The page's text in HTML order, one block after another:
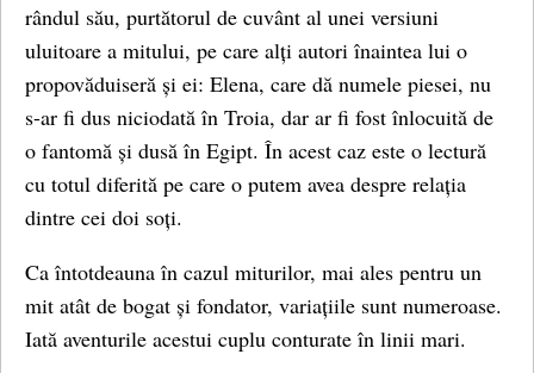
rândul său, purtătorul de cuvânt al unei versiuni
uluitoare a mitului, pe care alți autori înaintea lui o
propovăduiseră și ei: Elena, care dă numele piesei, nu
s-ar fi dus niciodată în Troia, dar ar fi fost înlocuită de
o fantomă și dusă în Egipt. În acest caz este o lectură
cu totul diferită pe care o putem avea despre relația
dintre cei doi soți.
Ca întotdeauna în cazul miturilor, mai ales pentru un
mit atât de bogat și fondator, variațiile sunt numeroase.
Iată aventurile acestui cuplu conturate în linii mari.